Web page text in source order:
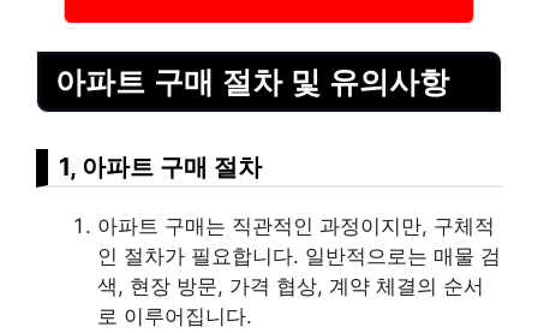
아파트 구매 절차 및 유의사항
1, 아파트 구매 절차
아파트 구매는 직관적인 과정이지만, 구체적
인 절차가 필요합니다. 일반적으로는 매물 검
색, 현장 방문, 가격 협상, 계약 체결의 순서
로 이루어집니다.